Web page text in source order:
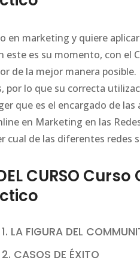
en marketing y quiere
este es su momento, con el
de la mejor manera
por lo que su correcta
que es el encargado de
en Marketing en las
cual de las diferentes redes
CURSO
LA FIGURA DEL
CASOS DE ÉXITO